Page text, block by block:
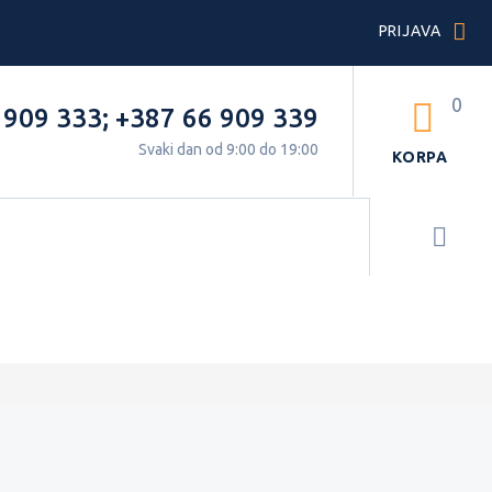
PRIJAVA
KORPA
0
333; +387 66 909 339
Svaki dan od 9:00 do 19:00